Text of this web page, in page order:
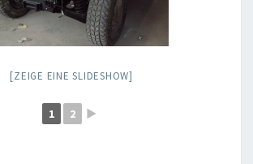
[ZEIGE EINE SLIDESHOW]
1 2 ►